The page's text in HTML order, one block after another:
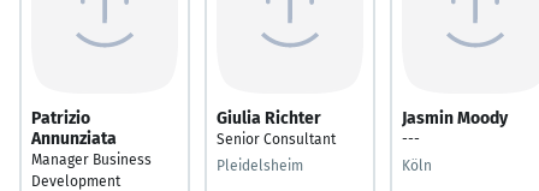
Patrizio
Annunziata
Manager Business
Development
Giulia Richter
Senior Consultant
Pleidelsheim
Jasmin Moody
---
Köln